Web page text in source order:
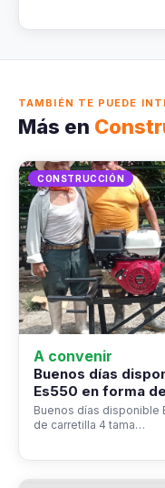
TAMBIÉN TE PUEDE
Más en
CONSTRUCCIÓN
A convenir
Buenos días
Es550 en forma
Buenos días disponible
de carretilla 4 tama…